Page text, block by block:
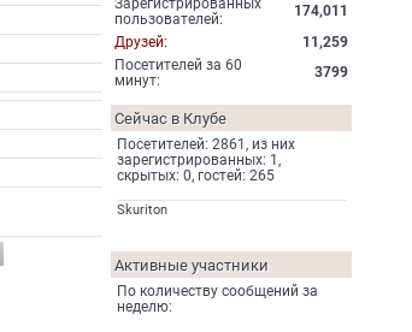
Зарегистрированных
пользователей:
174,011
Друзей:
11,259
Посетителей за 60
минут:
3799
Сейчас в Клубе
Посетителей: 2861, из них
зарегистрированных: 1,
скрытых: 0, гостей: 265
Skuriton
Активные участники
По количеству сообщений за
неделю: